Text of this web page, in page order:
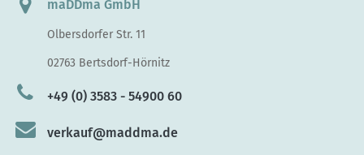
maDDma GmbH
Olbersdorfer Str. 11
02763 Bertsdorf-Hörnitz
+49 (0) 3583 - 54900 60
verkauf@maddma.de